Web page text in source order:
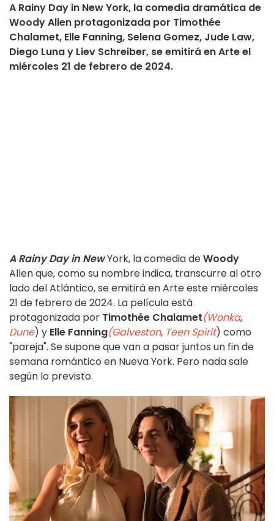
A Rainy Day in New York, la comedia dramática de
Woody Allen protagonizada por Timothée
Chalamet, Elle Fanning, Selena Gomez, Jude Law,
Diego Luna y Liev Schreiber, se emitirá en Arte el
miércoles 21 de febrero de 2024.
A Rainy Day in NewYork, la comedia deWoody
Allen que, como su nombre indica, transcurre al otro
lado del Atlántico, se emitirá en Arte este miércoles
21 de febrero de 2024. La película está
protagonizada por Timothée Chalamet(Wonka,
Dune) y Elle Fanning(Galveston, Teen Spirit) como
"pareja". Se supone que van a pasar juntos un fin de
semana romántico en Nueva York. Pero nada sale
según lo previsto.